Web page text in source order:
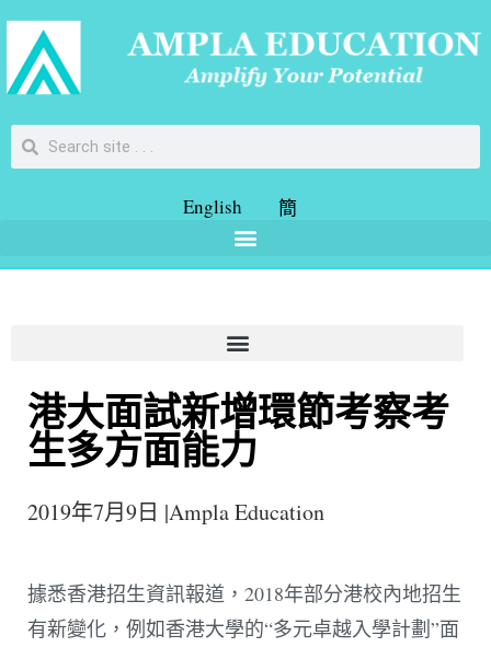
English 簡
港大面試新增環節考察考
生多方面能力
2019年7月9日 |Ampla Education
據悉香港招生資訊報道，2018年部分港校內地招生
有新變化，例如香港大學的“多元卓越入學計劃”面